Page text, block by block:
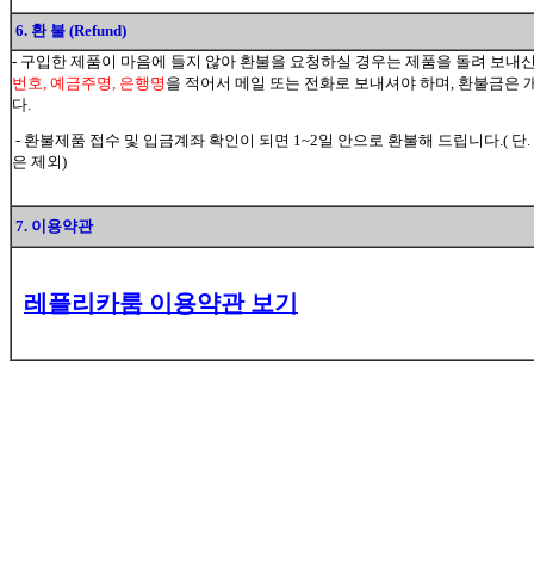
6. 환 불 (Refund)
- 구입한 제품이 마음에 들지 않아 환불을 요청하실 경우는 제품을 돌려 보내
번호, 예금주명, 은행명 을 적어서 메일 또는 전화로 보내셔야 하며, 환불금은
다.
- 환불제품 접수 및 입금계좌 확인이 되면 1~2일 안으로 환불해 드립니다.( 단
은 제외)
7. 이용약관
레플리카룸 이용약관 보기